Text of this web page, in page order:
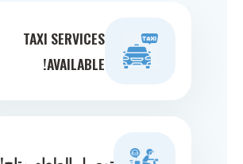
TAXI SERVICES
AVAILABLE!